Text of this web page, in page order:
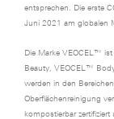
entsprechen. Die erste
Juni 2021 am globalen
Die Marke VEOCEL™
Beauty, VEOCEL™
werden in den
Oberflächenreinigung
kompostierbar